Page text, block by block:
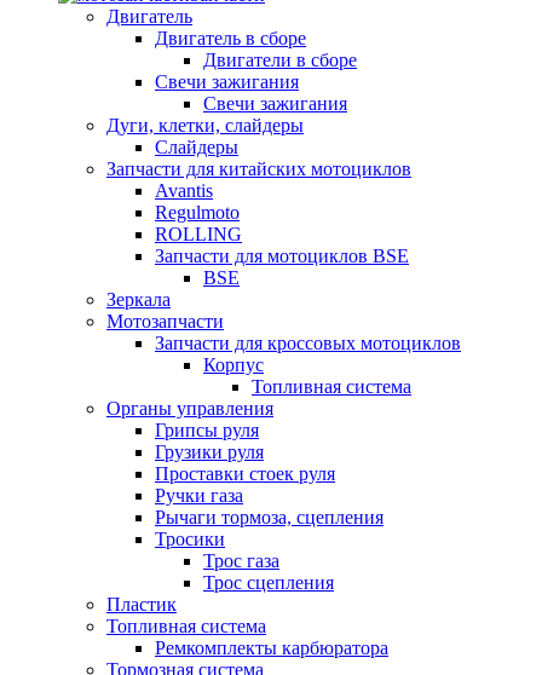
Двигатель
Двигатель в сборе
Двигатели в сборе
Свечи зажигания
Свечи зажигания
Дуги, клетки, слайдеры
Слайдеры
Запчасти для китайских мотоциклов
Avantis
Regulmoto
ROLLING
Запчасти для мотоциклов BSE
BSE
Зеркала
Мотозапчасти
Запчасти для кроссовых мотоциклов
Корпус
Топливная система
Органы управления
Грипсы руля
Грузики руля
Проставки стоек руля
Ручки газа
Рычаги тормоза, сцепления
Тросики
Трос газа
Трос сцепления
Пластик
Топливная система
Ремкомплекты карбюратора
Тормозная система